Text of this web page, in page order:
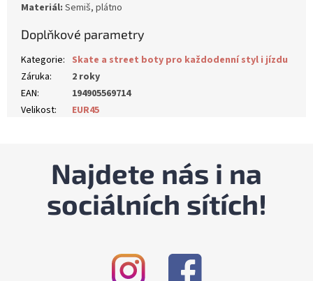
Materiál: Semiš, plátno
Doplňkové parametry
Kategorie: Skate a street boty pro každodenní styl i jízdu
Záruka:
2 roky
EAN:
194905569714
Velikost: EUR45
Najdete nás i na
sociálních sítích!